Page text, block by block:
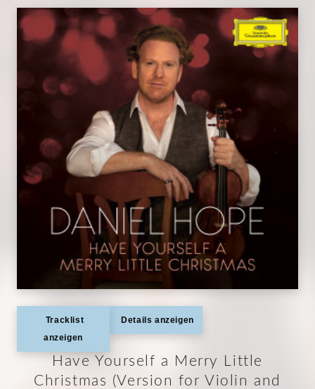
KlassikAkzente
STAGE+
Tracklist
anzeigen
Details anzeigen
Have Yourself a Merry Little
Christmas (Version for Violin and